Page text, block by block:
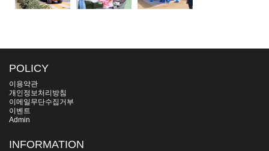
POLICY
이용약관
개인정보처리방침
이메일무단수집거부
이벤트
Admin
INFORMATION